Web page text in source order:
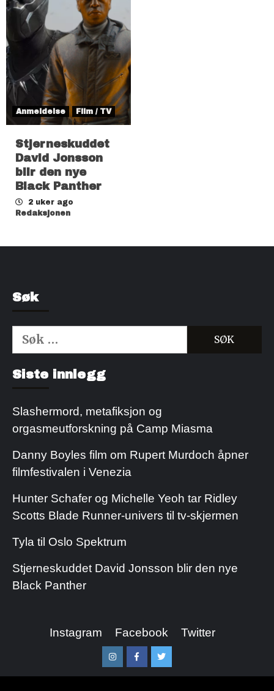
Anmeldelse Film / TV
Stjerneskuddet
David Jonsson
blir den nye
Black Panther
2 uker ago
Redaksjonen
Søk
Søk
etter:
Siste innlegg
Slashermord, metafiksjon og
orgasmeutforskning på Camp Miasma
Danny Boyles film om Rupert Murdoch åpner
filmfestivalen i Venezia
Hunter Schafer og Michelle Yeoh tar Ridley
Scotts Blade Runner-univers til tv-skjermen
Tyla til Oslo Spektrum
Stjerneskuddet David Jonsson blir den nye
Black Panther
Instagram Facebook Twitter
InstagramFacebookTwitter